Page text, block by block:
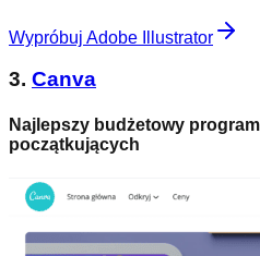
Wypróbuj Adobe Illustrator
3. Canva
Najlepszy budżetowy
początkujących